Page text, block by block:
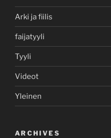
Arki ja fiilis
faijatyyli
Tyyli
Videot
Yleinen
ARCHIVES